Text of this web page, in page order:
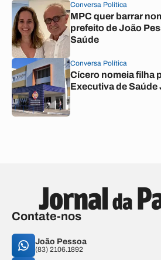
Conversa Política
MPC quer barrar
prefeito de João
Saúde
Conversa Política
Cícero nomeia filha
Executiva de Saúde
Contate-nos
João Pessoa
(83) 2106.1892